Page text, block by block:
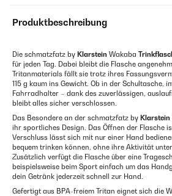
Produktbeschreibung
Die schmatzfatz by Klarstein Wakaba
für jeden Tag. Dabei bleibt die Flasche
Tritanmaterials fällt sie trotz ihres
115 g kaum ins Gewicht. Ob in der Schultasche,
Fahrradhalter – dank des zuverlässigen,
bleibt alles sicher verschlossen.
Das Besondere an der schmatzfatz by Klarstein
ihr sportliches Design. Das Öffnen der Flasche
Verschluss lässt sich mit nur einer Hand
bequem trinken können, ohne ihre Aktivität
Zusätzlich verfügt die Flasche über eine
beispielsweise beim Sport einfach um das
dein Getränk jederzeit schnell zur Hand.
Gefertigt aus BPA-freiem Tritan eignet sich die